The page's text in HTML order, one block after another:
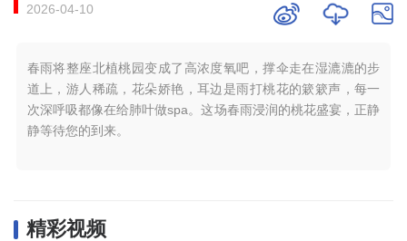
2026-04-10
春雨将整座北植桃园变成了高浓度氧吧，撑伞走在湿漉漉的步
道上，游人稀疏，花朵娇艳，耳边是雨打桃花的簌簌声，每一
次深呼吸都像在给肺叶做spa。这场春雨浸润的桃花盛宴，正静
静等待您的到来。
精彩视频